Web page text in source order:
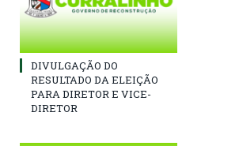
DIVULGAÇÃO DO
RESULTADO DA ELEIÇÃO
PARA DIRETOR E VICE-
DIRETOR